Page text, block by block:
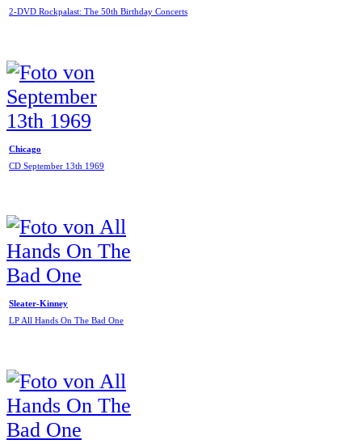
2-DVD Rockpalast: The 50th Birthday Concerts
Chicago
CD September 13th 1969
Sleater-Kinney
LP All Hands On The Bad One